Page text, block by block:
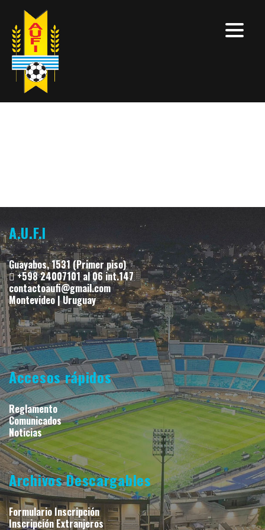
A.U.F.I
Guayabos, 1531 (Primer piso)
+598 24007101 al 06 int.147
contactoaufi@gmail.com
Montevideo | Uruguay
Accesos rápidos
Reglamento
Comunicados
Noticias
Archivos Descargables
Formulario Inscripción
Inscripción Extranjeros